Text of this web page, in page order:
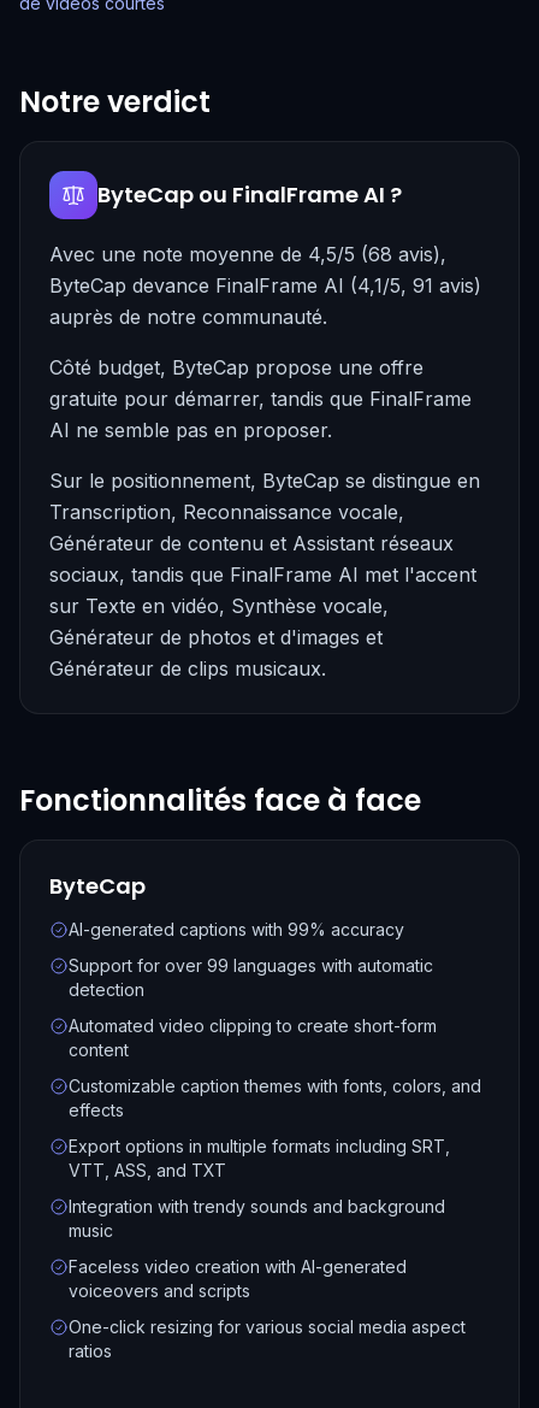
Notre verdict
ByteCap ou FinalFrame AI ?
Avec une note moyenne de 4,5/5 (68 avis),
ByteCap devance FinalFrame AI (4,1/5, 91 avis)
auprès de notre communauté.
Côté budget, ByteCap propose une offre
gratuite pour démarrer, tandis que FinalFrame
AI ne semble pas en proposer.
Sur le positionnement, ByteCap se distingue en
Transcription, Reconnaissance vocale,
Générateur de contenu et Assistant réseaux
sociaux, tandis que FinalFrame AI met l'accent
sur Texte en vidéo, Synthèse vocale,
Générateur de photos et d'images et
Générateur de clips musicaux.
Fonctionnalités face à face
ByteCap
AI-generated captions with 99% accuracy
Support for over 99 languages with automatic
detection
Automated video clipping to create short-form
content
Customizable caption themes with fonts, colors, and
effects
Export options in multiple formats including SRT,
VTT, ASS, and TXT
Integration with trendy sounds and background
music
Faceless video creation with AI-generated
voiceovers and scripts
One-click resizing for various social media aspect
ratios